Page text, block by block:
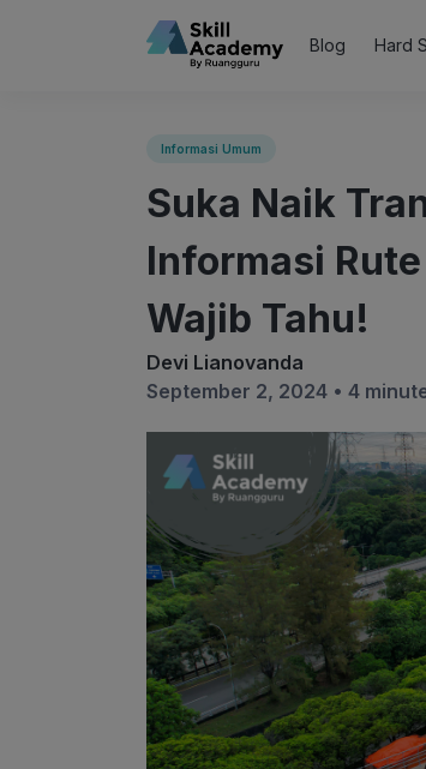
Blog Hard
Informasi Umum
Suka Naik
Informasi
Wajib Tahu!
Devi Lianovanda
September 2, 2024 • 4